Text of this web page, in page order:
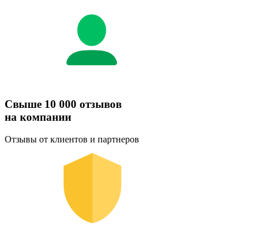
Свыше 10 000 отзывов
на компании
Отзывы от клиентов и партнеров